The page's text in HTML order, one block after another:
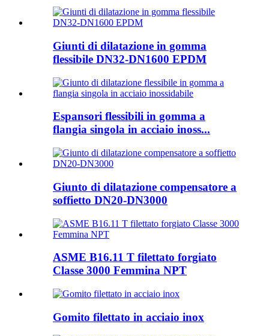
Giunti di dilatazione in gomma
flessibile DN32-DN1600 EPDM
Espansori flessibili in gomma a
flangia singola in acciaio inoss...
Giunto di dilatazione compensatore a
soffietto DN20-DN3000
ASME B16.11 T filettato forgiato
Classe 3000 Femmina NPT
Gomito filettato in acciaio inox